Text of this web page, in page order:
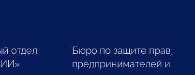
отдел
Бюро по защите прав
предпринимателей и